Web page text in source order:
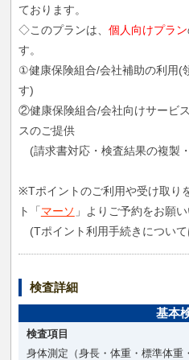
ております。
◇このプランは、 個人向けプラン
す。
①健康保険組合/会社補助の利用(
す)
②健康保険組合/会社向けサービ
スのご提供
(請求書対応・検査結果の複製
※Tポイントのご利用や受け取り
ト「マーソ 」よりご予約をお願い
(Tポイント利用手続きについて
検査詳細
基本
検査項目
身体測定（身長・体重・標準体重